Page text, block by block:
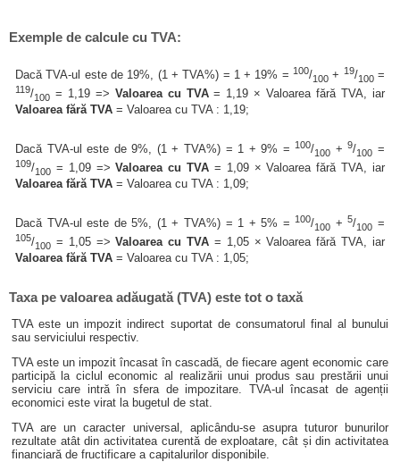
Exemple de calcule cu TVA:
Dacă TVA-ul este de 19%, (1 + TVA%) = 1 + 19% = 100/100+ 19/100=
119/100 = 1,19 => Valoarea cu TVA= 1,19 × Valoarea fără TVA, iar
Valoarea fără TVA = Valoarea cu TVA : 1,19;
Dacă TVA-ul este de 9%, (1 + TVA%) = 1 + 9% =100/100 +9/100 =
109/100 = 1,09 =>Valoarea cu TVA = 1,09 × Valoarea fără TVA, iar
Valoarea fără TVA = Valoarea cu TVA : 1,09;
Dacă TVA-ul este de 5%, (1 + TVA%) = 1 + 5% =100/100 +5/100 =
105/100 = 1,05 =>Valoarea cu TVA = 1,05 × Valoarea fără TVA, iar
Valoarea fără TVA = Valoarea cu TVA : 1,05;
Taxa pe valoarea adăugată (TVA) este tot o taxă
TVA este un impozit indirect suportat de consumatorul final al bunului
sau serviciului respectiv.
TVA este un impozit încasat în cascadă, de fiecare agent economic care
participă la ciclul economic al realizării unui produs sau prestării unui
serviciu care intră în sfera de impozitare. TVA-ul încasat de agenții
economici este virat la bugetul de stat.
TVA are un caracter universal, aplicându-se asupra tuturor bunurilor
rezultate atât din activitatea curentă de exploatare, cât și din activitatea
financiară de fructificare a capitalurilor disponibile.